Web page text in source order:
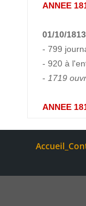
ANNEE
01/10/1813
- 799
- 920 à
- 1719
ANNEE